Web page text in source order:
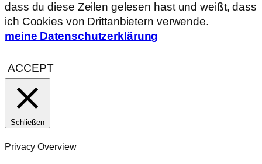
dass du diese Zeilen gelesen hast und weißt, dass
ich Cookies von Drittanbietern verwende.
meine Datenschutzerklärung
ACCEPT
Schließen
Privacy Overview